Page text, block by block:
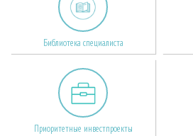
Библиотека специалиста
Приоритетные инвестпроекты